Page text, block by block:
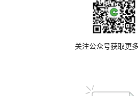
关注公众号获取更